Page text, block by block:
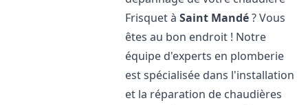
Frisquet àSaint Mandé? Vous
êtes au bon endroit ! Notre
équipe d'experts en plomberie
est spécialisée dans l'installation
et la réparation de chaudières